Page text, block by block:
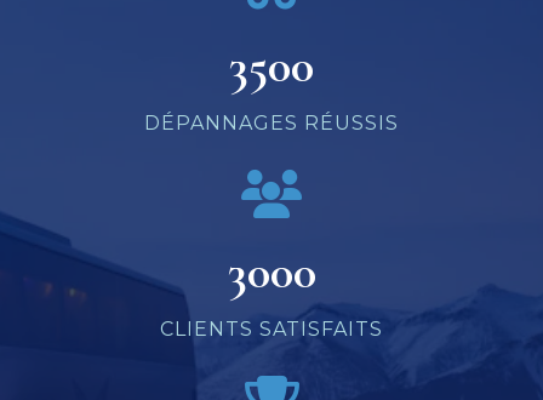
3500
DÉPANNAGES RÉUSSIS
3000
CLIENTS SATISFAITS